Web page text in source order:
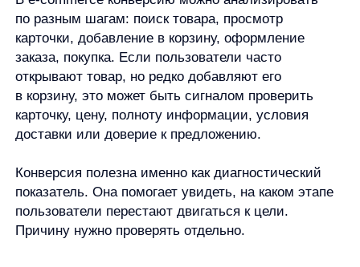
Почему конверсия может быть
низкой
Низкая конверсия не всегда означает, что сайт
плохой. Это сигнал проверить путь пользователя
и понять, где может возникать препятствие.